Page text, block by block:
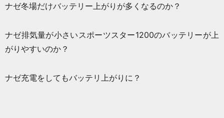
ナゼ冬場だけバッテリー上がりが多くなるのか？
ナゼ排気量が小さいスポーツスター1200のバッテリーが上
がりやすいのか？
ナゼ充電をしてもバッテリ上がりに？